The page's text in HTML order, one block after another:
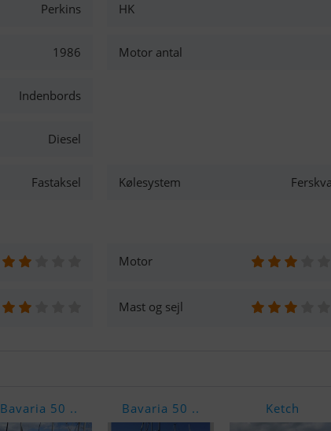
Perkins HK
1986 Motor antal
Indenbords
Diesel
Fastaksel Kølesystem
Motor
Mast og sejl
Bavaria 50 .. Bavaria 50 .. Ketch